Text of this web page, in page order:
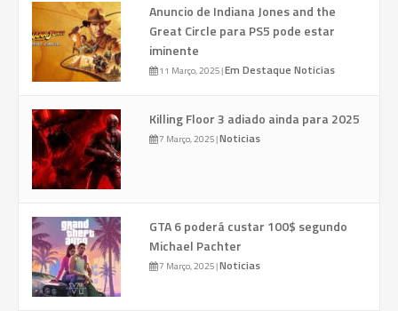
Anuncio de Indiana Jones and the
Great Circle para PS5 pode estar
iminente
11 Março, 2025|Em Destaque Noticias
Killing Floor 3 adiado ainda para 2025
7 Março, 2025|Noticias
GTA 6 poderá custar 100$ segundo
Michael Pachter
7 Março, 2025|Noticias